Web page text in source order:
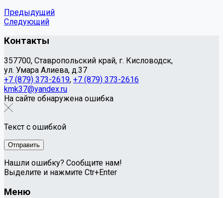
Предыдущий
Следующий
Контакты
357700, Ставропольский край, г. Кисловодск,
ул. Умара Алиева, д.37
+7 (879) 373-2619, +7 (879) 373-2616
kmk37@yandex.ru
На сайте обнаружена ошибка
Текст с ошибкой
Нашли ошибку? Сообщите нам!
Выделите и нажмите Ctr+Enter
Меню